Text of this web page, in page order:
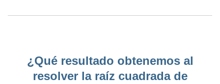
¿Qué resultado obtenemos al
resolver la raíz cuadrada de